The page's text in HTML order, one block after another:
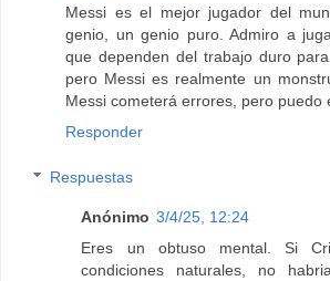
Messi es el mejor jugador del
genio, un genio puro. Admiro a
que dependen del trabajo duro
pero Messi es realmente un
Messi cometerá errores, pero puedo
Responder
Respuestas
Anónimo 3/4/25, 12:24
Eres un obtuso mental. Si
condiciones naturales, no